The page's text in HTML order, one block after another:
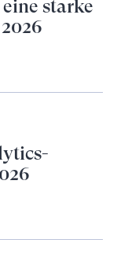
starke